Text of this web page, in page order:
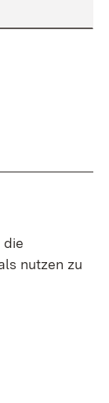
die
nutzen zu